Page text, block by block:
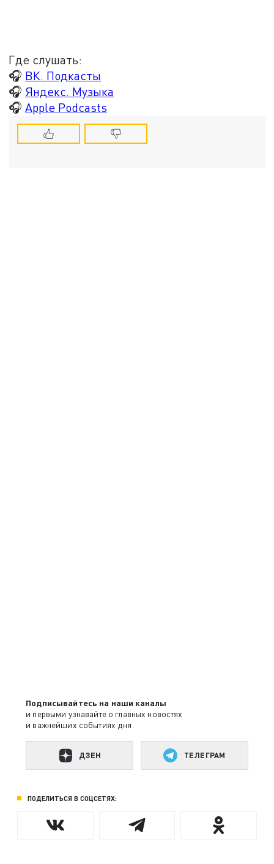
Где слушать:
🎧 ВК. Подкасты
🎧 Яндекс. Музыка
🎧 Apple Podcasts
Подписывайтесь на наши каналы
и первыми узнавайте о главных новостях
и важнейших событиях дня.
ДЗЕН ТЕЛЕГРАМ
ПОДЕЛИТЬСЯ В СОЦСЕТЯХ: